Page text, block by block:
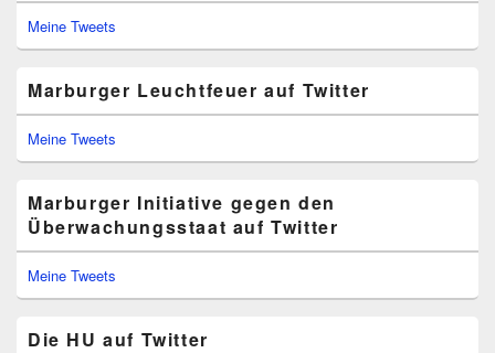
Meine Tweets
Marburger Leuchtfeuer auf Twitter
Meine Tweets
Marburger Initiative gegen den
Überwachungsstaat auf Twitter
Meine Tweets
Die HU auf Twitter